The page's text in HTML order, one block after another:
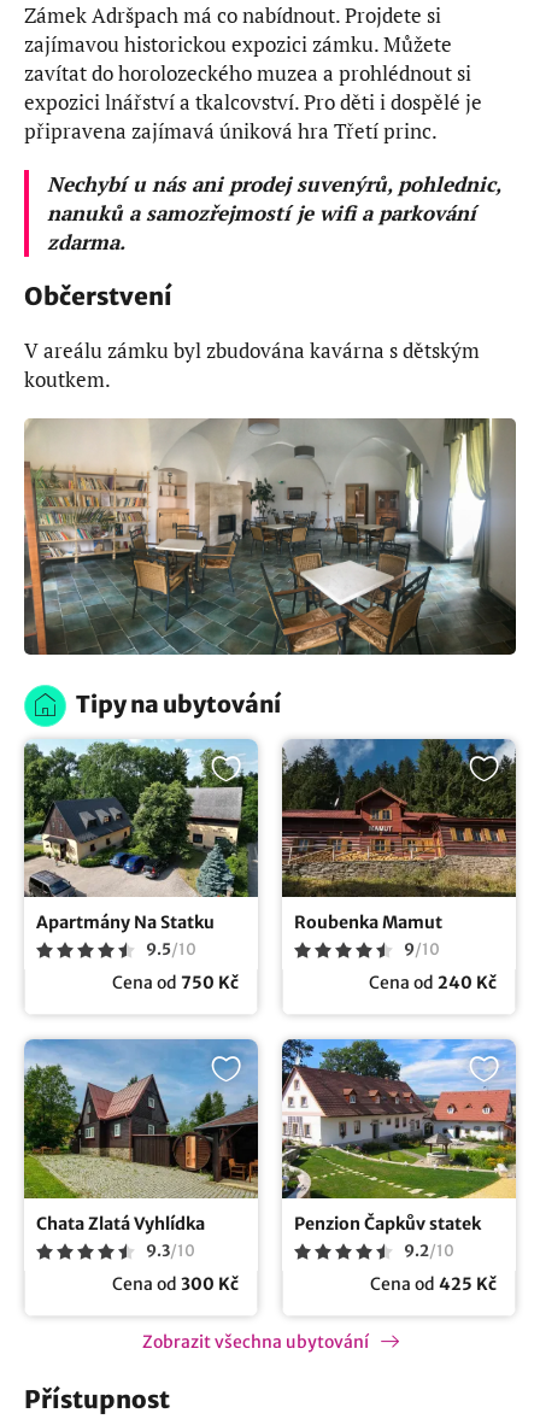
Zámek Adršpach má co nabídnout. Projdete si
zajímavou historickou expozici zámku. Můžete
zavítat do horolozeckého muzea a prohlédnout si
expozici lnářství a tkalcovství. Pro děti i dospělé je
připravena zajímavá úniková hra Třetí princ.
Nechybí u nás ani prodej suvenýrů, pohlednic,
nanuků a samozřejmostí je wifi a parkování
zdarma.
Občerstvení
V areálu zámku byl zbudována kavárna s dětským
koutkem.
Tipy na ubytování
Apartmány Na Statku
9.5/10
Cena od 750 Kč
Roubenka Mamut
9/10
Cena od 240 Kč
Chata Zlatá Vyhlídka
9.3/10
Cena od 300 Kč
Penzion Čapkův statek
9.2/10
Cena od 425 Kč
Zobrazit všechna ubytování
Přístupnost